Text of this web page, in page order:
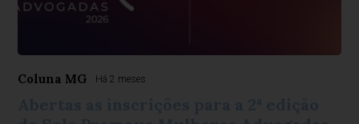
Coluna MG Há 2 meses